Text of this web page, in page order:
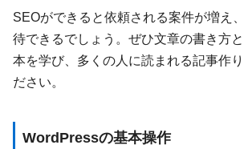
SEOができると依頼される案件が増え
待できるでしょう。ぜひ文章の書き方
本を学び、多くの人に読まれる記事作
ださい。
WordPressの基本操作